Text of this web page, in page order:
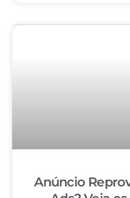
Anúncio